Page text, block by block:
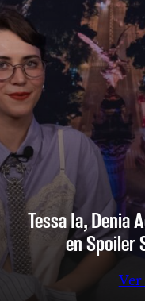
Tessa Ia, Denia
en Spoiler
Ver